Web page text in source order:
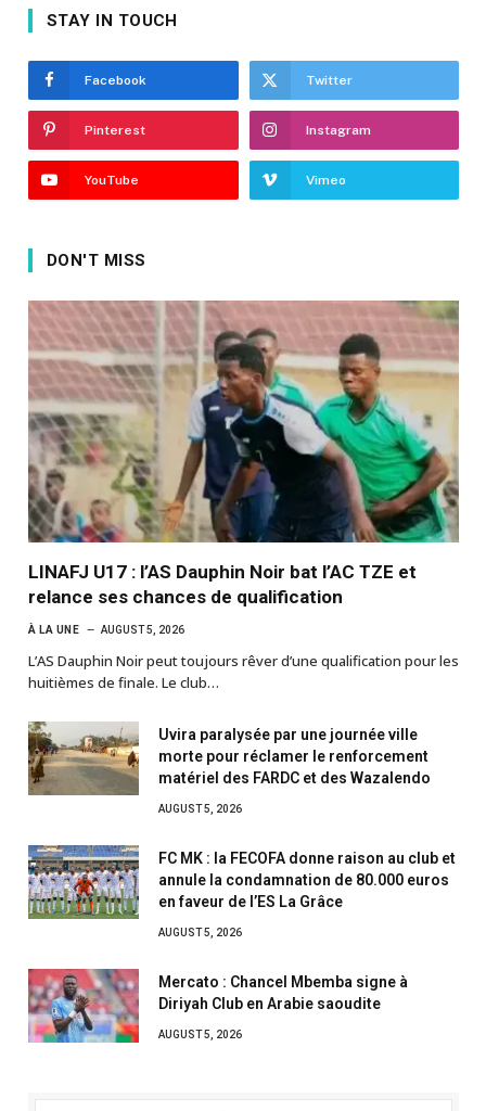
STAY IN TOUCH
Facebook Twitter
Pinterest Instagram
YouTube Vimeo
DON'T MISS
LINAFJ U17 : l’AS Dauphin Noir bat l’AC TZE et
relance ses chances de qualification
À LA UNE AUGUST 5, 2026
L’AS Dauphin Noir peut toujours rêver d’une qualification pour les
huitièmes de finale. Le club…
Uvira paralysée par une journée ville
morte pour réclamer le renforcement
matériel des FARDC et des Wazalendo
AUGUST 5, 2026
FC MK : la FECOFA donne raison au club et
annule la condamnation de 80.000 euros
en faveur de l’ES La Grâce
AUGUST 5, 2026
Mercato : Chancel Mbemba signe à
Diriyah Club en Arabie saoudite
AUGUST 5, 2026